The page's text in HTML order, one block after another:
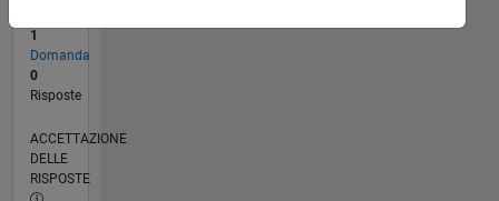
1
Domanda
0
Risposte
ACCETTAZIONE
DELLE
RISPOSTE